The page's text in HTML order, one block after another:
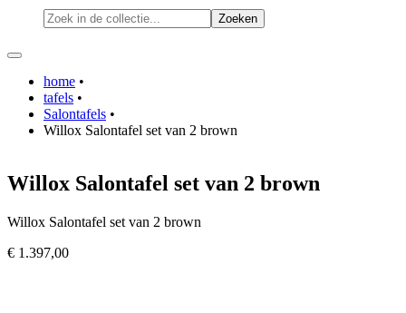
Zoeken
home •
tafels •
Salontafels •
Willox Salontafel set van 2 brown
Willox Salontafel set van 2 brown
Willox Salontafel set van 2 brown
€ 1.397,00